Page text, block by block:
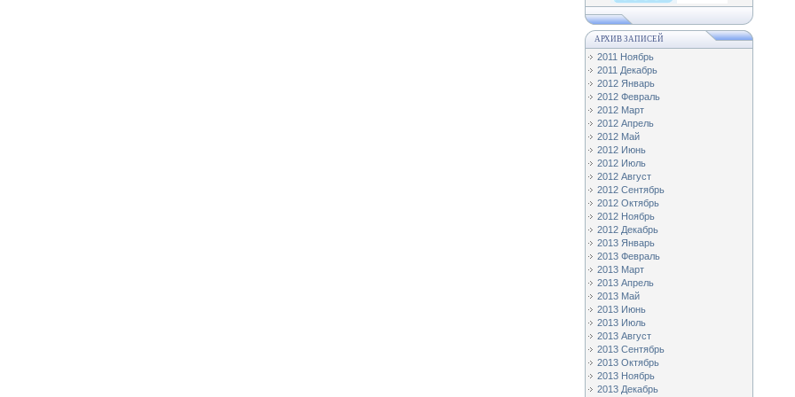
АРХИВ ЗАПИСЕЙ
2011 Ноябрь
2011 Декабрь
2012 Январь
2012 Февраль
2012 Март
2012 Апрель
2012 Май
2012 Июнь
2012 Июль
2012 Август
2012 Сентябрь
2012 Октябрь
2012 Ноябрь
2012 Декабрь
2013 Январь
2013 Февраль
2013 Март
2013 Апрель
2013 Май
2013 Июнь
2013 Июль
2013 Август
2013 Сентябрь
2013 Октябрь
2013 Ноябрь
2013 Декабрь